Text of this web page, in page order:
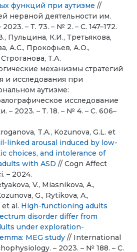
функций при аутизме //
нервной деятельности им.
– Т. 73. – № 2. – C. 147–172.
Пульцина, К.И., Третьякова,
А.С., Прокофьев, А.О.,
Т.А.
механизмы стратегий
и исследования при
аутизме:
исследование
– 2023. – Т. 18. – № 4. – C. 606–
T.A., Kozunova, G.L. et
linked arousal induced by low-
choices, and intolerance of
with ASD // Cogn Affect
– 2024.
V., Miasnikova, A.,
G., Rytikova, A.,
al. High-functioning adults
disorder differ from
under exploration-
MEG study // International
– 2023. – № 188. – С.